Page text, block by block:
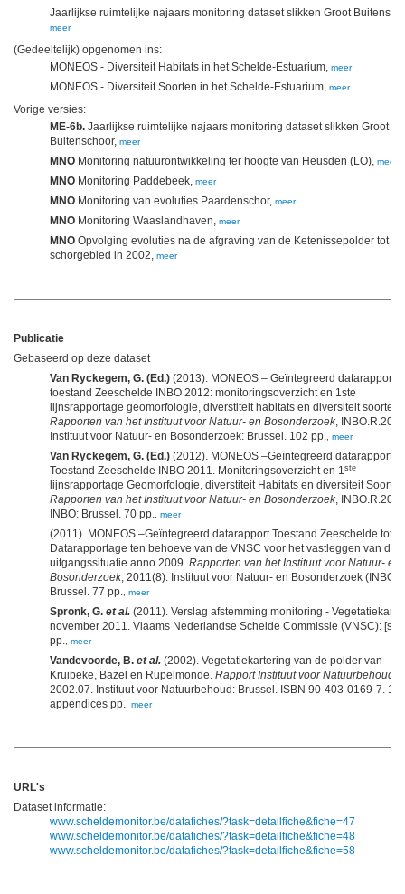
Jaarlijkse ruimtelijke najaars monitoring dataset slikken Groot
meer
(Gedeeltelijk) opgenomen ins:
MONEOS - Diversiteit Habitats in het Schelde-Estuarium, meer
MONEOS - Diversiteit Soorten in het Schelde-Estuarium, meer
Vorige versies:
ME-6b. Jaarlijkse ruimtelijke najaars monitoring dataset slikken Groot
Buitenschoor, meer
MNO Monitoring natuurontwikkeling ter hoogte van Heusden (LO), meer
MNO Monitoring Paddebeek, meer
MNO Monitoring van evoluties Paardenschor, meer
MNO Monitoring Waaslandhaven, meer
MNO Opvolging evoluties na de afgraving van de Ketenissepolder tot
schorgebied in 2002, meer
Publicatie
Gebaseerd op deze dataset
Van Ryckegem, G. (Ed.) (2013). MONEOS – Geïntegreerd datarapport
toestand Zeeschelde INBO 2012: monitoringsoverzicht en 1ste
lijnsrapportage geomorfologie, diverstiteit habitats en diversiteit soorten.
Rapporten van het Instituut voor Natuur- en Bosonderzoek,
Instituut voor Natuur- en Bosonderzoek: Brussel. 102 pp., meer
Van Ryckegem, G. (Ed.) (2012). MONEOS –Geïntegreerd datarapport
Toestand Zeeschelde INBO 2011. Monitoringsoverzicht en 1ste
lijnsrapportage Geomorfologie, diverstiteit Habitats en diversiteit
Rapporten van het Instituut voor Natuur- en Bosonderzoek,
INBO: Brussel. 70 pp., meer
(2011). MONEOS –Geïntegreerd datarapport Toestand Zeeschelde tot
Datarapportage ten behoeve van de VNSC voor het vastleggen van de
uitgangssituatie anno 2009. Rapporten van het Instituut voor Natuur- en
Bosonderzoek, 2011(8). Instituut voor Natuur- en Bosonderzoek (INBO):
Brussel. 77 pp., meer
Spronk, G. et al. (2011). Verslag afstemming monitoring -
november 2011. Vlaams Nederlandse Schelde Commissie (VNSC): [s.l.].
pp., meer
Vandevoorde, B. et al. (2002). Vegetatiekartering van de polder van
Kruibeke, Bazel en Rupelmonde. Rapport Instituut voor Natuurbehoud
2002.07. Instituut voor Natuurbehoud: Brussel. ISBN 90-403-0169-7.
appendices pp., meer
URL's
Dataset informatie:
www.scheldemonitor.be/datafiches/?task=detailfiche&fiche=47
www.scheldemonitor.be/datafiches/?task=detailfiche&fiche=48
www.scheldemonitor.be/datafiches/?task=detailfiche&fiche=58